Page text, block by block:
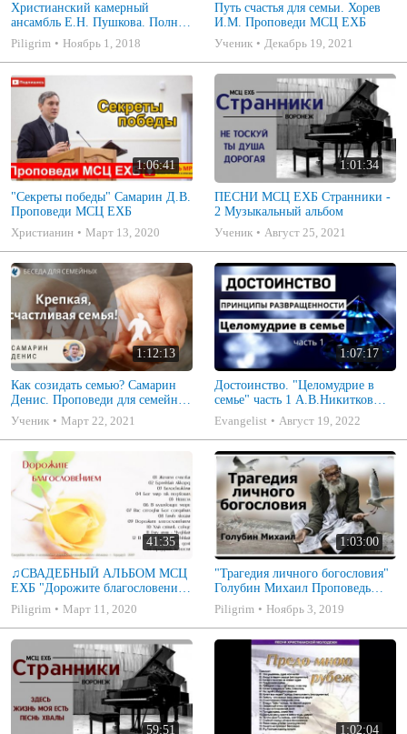
Христианский камерный
ансамбль Е.Н. Пушкова. Полное
собрание
Piligrim Ноябрь 1, 2018
Путь счастья для семьи. Хорев
И.М. Проповеди МСЦ ЕХБ
Ученик
Декабрь 19, 2021
1:06:41
"Секреты победы" Самарин Д.В.
Проповеди МСЦ ЕХБ
Христианин
Март 13, 2020
1:01:34
ПЕСНИ МСЦ ЕХБ Странники -
2 Музыкальный альбом
Ученик
Август 25, 2021
1:12:13
Как созидать семью? Самарин
Денис. Проповеди для семейных
МСЦ ЕХБ
Ученик Март 22, 2021
1:07:17
Достоинство. "Целомудрие в
семье" часть 1 А.В.Никитков
Беседа для семейных МСЦ ЕХБ
Evangelist Август 19, 2022
41:35
♫СВАДЕБНЫЙ АЛЬБОМ МСЦ
ЕХБ "Дорожите благословением
- Христианские песни.
Музыкальный диск. Псалмы
Piligrim Март 11, 2020
1:03:00
"Трагедия личного богословия"
Голубин Михаил Проповедь
2019
Piligrim Ноябрь 3, 2019
59:51 1:02:04